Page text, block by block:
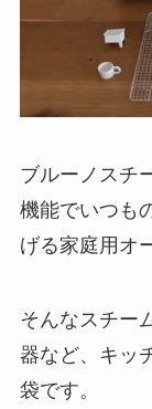
ブルーノスチ
機能でいつも
げる家庭用オ
そんなスチー
器など、キッ
袋です。